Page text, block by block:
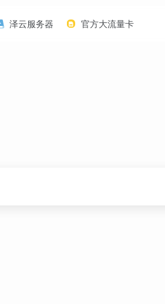
泽云服务器 官方大流量卡